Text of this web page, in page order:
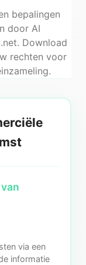
bepalingen
door AI
Download
rechten voor
via een
informatie